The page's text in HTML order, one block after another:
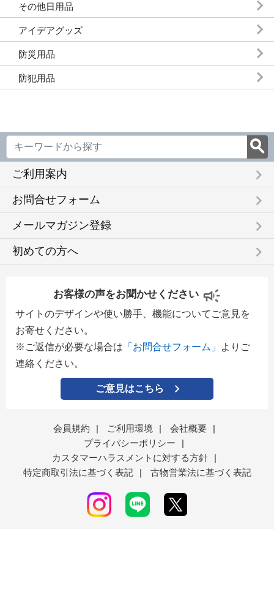
その他日用品
アイデアグッズ
防災用品
防犯用品
ご利用案内 keyboard_arrow_right
お問合せフォーム keyboard_arrow_right
メールマガジン登録 keyboard_arrow_right
初めての方へ keyboard_arrow_right
お客様の声をお聞かせください
サイトのデザインや使い勝手、機能についてご意見を
お寄せください。
※ご返信が必要な場合は 「お問合せフォーム」
よりご
連絡ください。
ご意見はこちら
会員規約 | ご利用環境 | 会社概要
|
プライバシーポリシー
|
カスタマーハラスメントに対する方針
|
特定商取引法に基づく表記
| 古物営業法に基づく表記